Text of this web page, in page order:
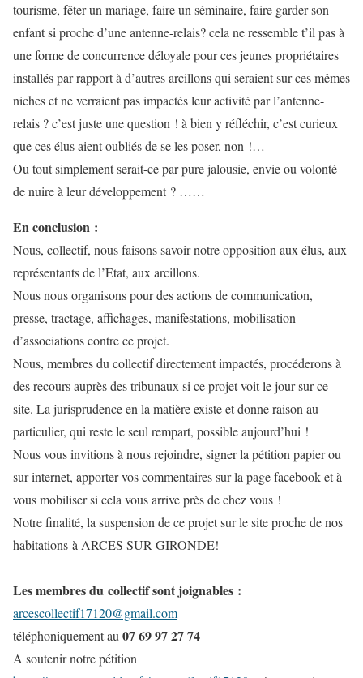
tourisme, fêter un mariage, faire un séminaire, faire garder son
enfant si proche d’une antenne-relais? cela ne ressemble t’il pas à
une forme de concurrence déloyale pour ces jeunes propriétaires
installés par rapport à d’autres arcillons qui seraient sur ces mêmes
niches et ne verraient pas impactés leur activité par l’antenne-
relais ? c’est juste une question ! à bien y réfléchir, c’est curieux
que ces élus aient oubliés de se les poser, non !…
Ou tout simplement serait-ce par pure jalousie, envie ou volonté
de nuire à leur développement ? ……
En conclusion :
Nous, collectif, nous faisons savoir notre opposition aux élus, aux
représentants de l’Etat, aux arcillons.
Nous nous organisons pour des actions de communication,
presse, tractage, affichages, manifestations, mobilisation
d’associations contre ce projet.
Nous, membres du collectif directement impactés, procéderons à
des recours auprès des tribunaux si ce projet voit le jour sur ce
site. La jurisprudence en la matière existe et donne raison au
particulier, qui reste le seul rempart, possible aujourd’hui !
Nous vous invitions à nous rejoindre, signer la pétition papier ou
sur internet, apporter vos commentaires sur la page facebook et à
vous mobiliser si cela vous arrive près de chez vous !
Notre finalité, la suspension de ce projet sur le site proche de nos
habitations à ARCES SUR GIRONDE!
Les membres du collectif sont joignables :
arcescollectif17120@gmail.com
téléphoniquement au 07 69 97 27 74
A soutenir notre pétition